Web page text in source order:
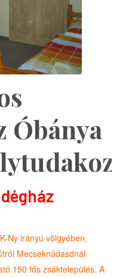
Óbánya
Ny irányú völgyében,
Mecseknádasdnál
150 fős zsáktelepülés. A